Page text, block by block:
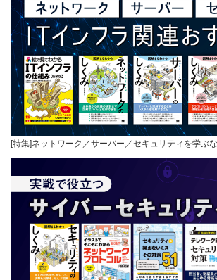
[特集]ネットワーク／サーバー／セキュリティを学ぶ